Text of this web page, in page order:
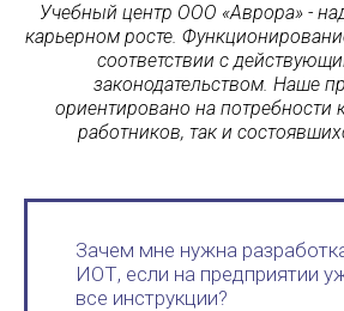
Учебный центр ООО «Аврора» -
карьерном росте.
соответствии с
законодательством. Наше
ориентировано на потребности
работников, так и
Зачем мне нужна
ИОТ, если на предприятии
все инструкции?